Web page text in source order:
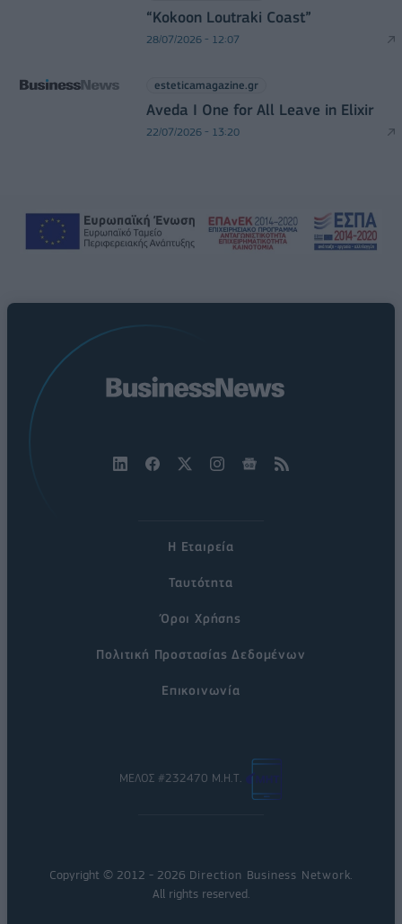
“Kokoon Loutraki Coast”
28/07/2026 - 12:07
esteticamagazine.gr
Aveda I One for All Leave in Elixir
22/07/2026 - 13:20
Η Εταιρεία
Ταυτότητα
Όροι Χρήσης
Πολιτική Προστασίας Δεδομένων
Επικοινωνία
ΜΕΛΟΣ #232470 Μ.Η.Τ.
Copyright © 2012 - 2026 Direction Business Network
All rights reserved.